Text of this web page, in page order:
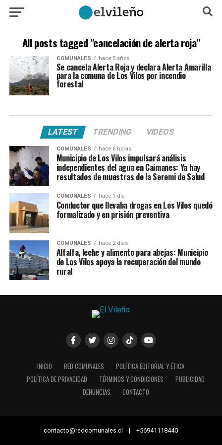
All posts tagged "cancelación de alerta roja"
COMUNALES hace 5 años
Se cancela Alerta Roja y declara Alerta Amarilla
para la comuna de Los Vilos por incendio
forestal
LATEST TRENDING VIDEOS
COMUNALES hace 6 horas
Municipio de Los Vilos impulsará análisis
independientes del agua en Caimanes: Ya hay
resultados de muestras de la Seremi de Salud
COMUNALES hace 1 día
Conductor que llevaba drogas en Los Vilos quedó
formalizado y en prisión preventiva
COMUNALES hace 2 días
Alfalfa, leche y alimento para abejas: Municipio
de Los Vilos apoya la recuperación del mundo
rural
INICIO RED COMUNALES
POLÍTICA EDITORIAL Y ÉTICA
POLÍTICA DE PRIVACIDAD
TÉRMINOS Y CONDICIONES
PUBLICIDAD
DENUNCIAS
CONTACTO
contacto@redcomunales.cl | +56941118440